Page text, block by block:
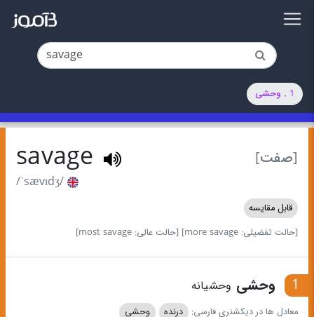
1 . وحشی
[صفت] savage
/ˈsævɪdʒ/
قابل مقایسه
[حالت تفضیلی: more savage]
[حالت عالی: most savage]
1 وحشی وحشیانه
معادل ها در دیکشنری فارسی: درنده وحشی